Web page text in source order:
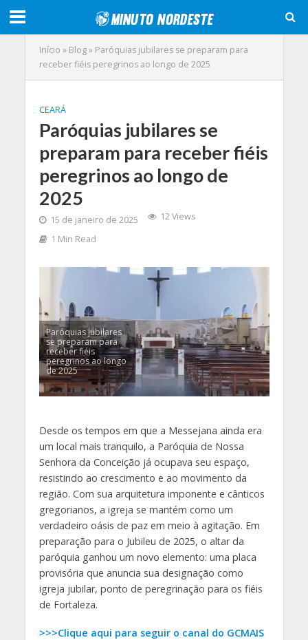
Início » Blog» Paróquias jubilares se preparam para
receber fiéis peregrinos ao longo de 2025
CEARÁ
Paróquias jubilares se
preparam para receber fiéis
peregrinos ao longo de
2025
15 de janeiro de 2025
12 Views
1 Min Read
Paróquias jubilares
se preparam para
receber fiéis
peregrinos ao longo
de 2025
Desde os tempos em que a Messejana ainda era
um local mais tranquilo, a Paróquia de Nossa
Senhora da Conceição já ocupava seu espaço,
resistindo ao crescimento e ao movimento da
região. Com sua arquitetura imponente e cânticos
gregorianos, a igreja se mantém como um
verdadeiro oásis de paz em meio à agitação. Em
preparação para o Jubileu de 2025, o altar da
paróquia ganhou um novo elemento: uma placa
provisória que anuncia sua designação como
igreja jubilar, ponto de peregrinação para os fiéis
de Fortaleza.
>>>Clique aqui para seguir o canal do GCMAIS